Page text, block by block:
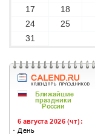
17
18
24
25
31